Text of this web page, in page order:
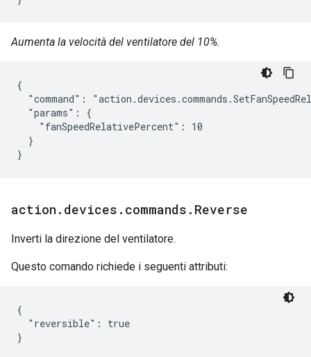
Aumenta la velocità del ventilatore del 10%.
{
"command":
  "params": {
    "fanSpeedRelativePercent": 10
  }
}
action . devices . commands . Reverse
Inverti la direzione del ventilatore.
Questo comando richiede i seguenti attributi:
{
  "reversible": true